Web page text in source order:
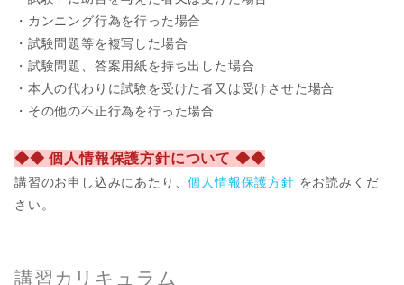
・カンニング行為を行った場合
・試験問題等を複写した場合
・試験問題、答案用紙を持ち出した場合
・本人の代わりに試験を受けた者又は受けさせた場合
・その他の不正行為を行った場合
◆◆ 個人情報保護方針について ◆◆
講習のお申し込みにあたり、個人情報保護方針 をお読みくだ
さい。
講習カリキュラム